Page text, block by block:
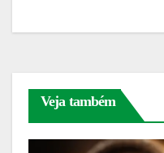
Veja também